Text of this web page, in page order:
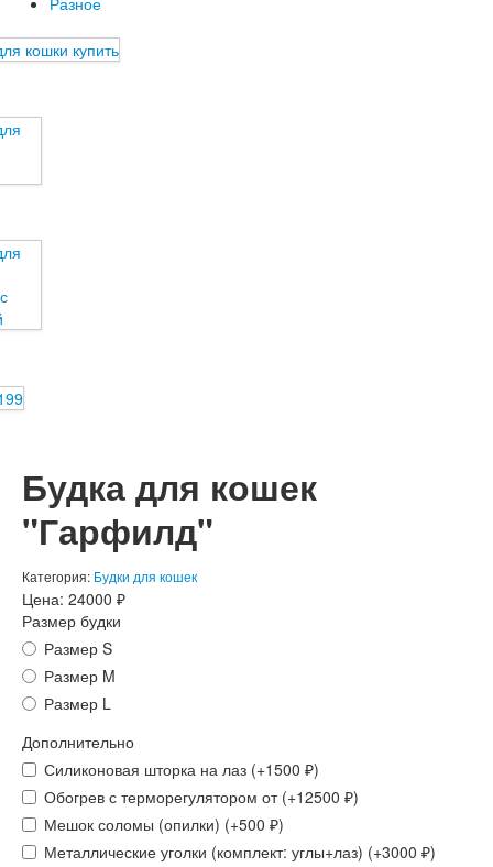
Будка для кошек
"Гарфилд"
Категория: Будки для кошек
Цена: 24000 ₽
Размер будки
Размер S
Размер M
Размер L
Дополнительно
Силиконовая шторка на лаз (+1500 ₽)
Обогрев с терморегулятором от (+12500 ₽)
Мешок соломы (опилки) (+500 ₽)
Металлические уголки (комплект: углы+лаз) (+3000 ₽)